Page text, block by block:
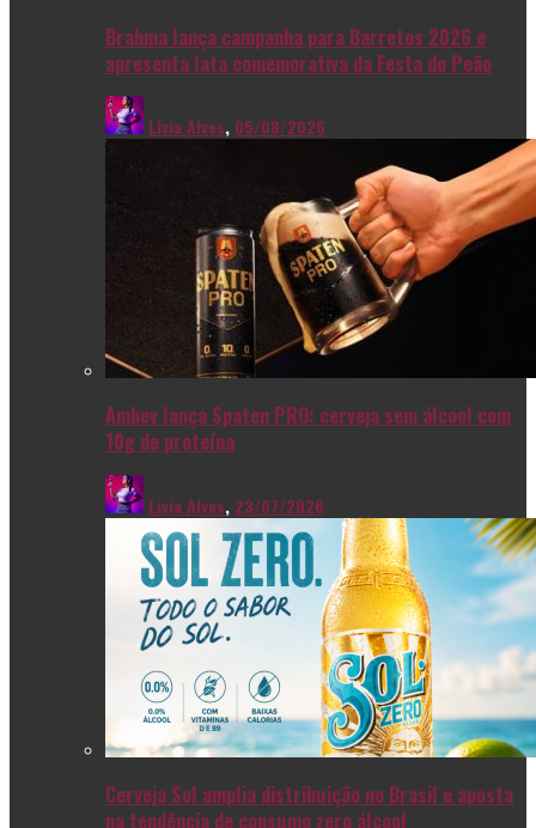
Brahma lança campanha para Barretos 2026 e
apresenta lata comemorativa da Festa do Peão
Livia Alves, 05/08/2026
Ambev lança Spaten PRO: cerveja sem álcool com
10g de proteína
Livia Alves, 23/07/2026
Cerveja Sol amplia distribuição no Brasil e aposta
na tendência de consumo zero álcool